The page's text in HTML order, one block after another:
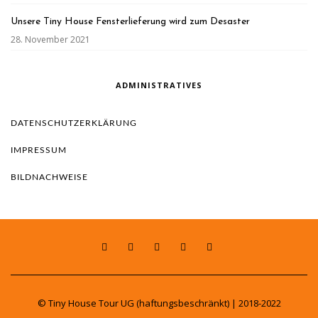
Unsere Tiny House Fensterlieferung wird zum Desaster
28. November 2021
ADMINISTRATIVES
DATENSCHUTZERKLÄRUNG
IMPRESSUM
BILDNACHWEISE
© Tiny House Tour UG (haftungsbeschränkt) | 2018-2022